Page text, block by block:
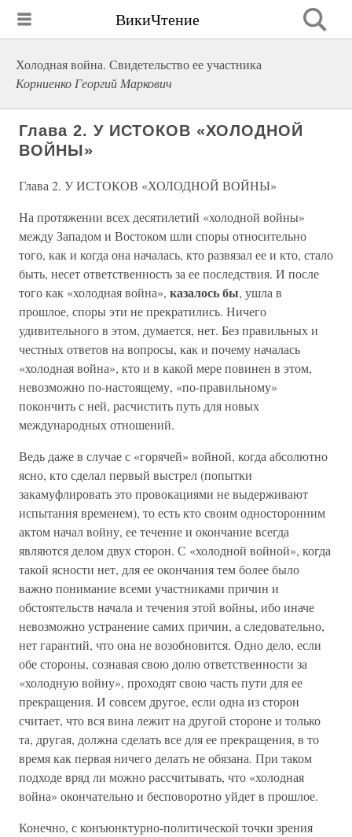
ВикиЧтение
Холодная война. Свидетельство ее участника
Корниенко Георгий Маркович
Глава 2. У ИСТОКОВ «ХОЛОДНОЙ
ВОЙНЫ»
Глава 2. У ИСТОКОВ «ХОЛОДНОЙ ВОЙНЫ»
На протяжении всех десятилетий «холодной войны»
между Западом и Востоком шли споры относительно
того, как и когда она началась, кто развязал ее и кто, стало
быть, несет ответственность за ее последствия. И после
того как «холодная война», казалось бы, ушла в
прошлое, споры эти не прекратились. Ничего
удивительного в этом, думается, нет. Без правильных и
честных ответов на вопросы, как и почему началась
«холодная война», кто и в какой мере повинен в этом,
невозможно по-настоящему, «по-правильному»
покончить с ней, расчистить путь для новых
международных отношений.
Ведь даже в случае с «горячей» войной, когда абсолютно
ясно, кто сделал первый выстрел (попытки
закамуфлировать это провокациями не выдерживают
испытания временем), то есть кто своим односторонним
актом начал войну, ее течение и окончание всегда
являются делом двух сторон. С «холодной войной», когда
такой ясности нет, для ее окончания тем более было
важно понимание всеми участниками причин и
обстоятельств начала и течения этой войны, ибо иначе
невозможно устранение самих причин, а следовательно,
нет гарантий, что она не возобновится. Одно дело, если
обе стороны, сознавая свою долю ответственности за
«холодную войну», проходят свою часть пути для ее
прекращения. И совсем другое, если одна из сторон
считает, что вся вина лежит на другой стороне и только
та, другая, должна сделать все для ее прекращения, в то
время как первая ничего делать не обязана. При таком
подходе вряд ли можно рассчитывать, что «холодная
война» окончательно и бесповоротно уйдет в прошлое.
Конечно, с конъюнктурно-политической точки зрения